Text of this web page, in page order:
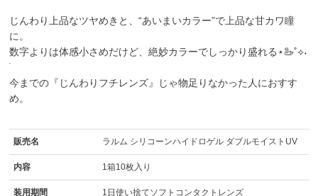
じんわり上品なツヤめきと、“あいまいカラー”で上品な甘カワ瞳
に。
数字よりは体感小さめだけど、絶妙カラーでしっかり盛れる⋆🦢˚⟡˖
今までの『じんわりフチレンズ』じゃ物足りなかった人におすす
め。
販売名 ラルム シリコーンハイドロゲル ダブルモイストUV
内容 1箱10枚入り
装用期間 1日使い捨てソフトコンタクトレンズ